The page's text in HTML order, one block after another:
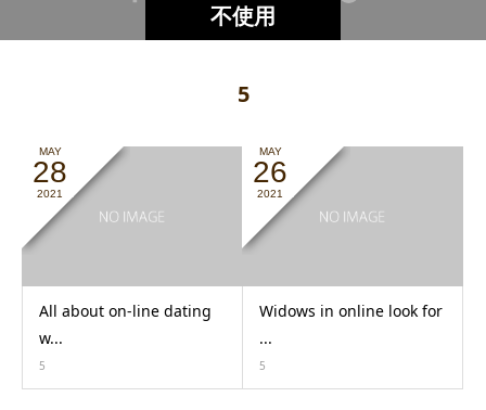
不使用
5
MAY
28
2021
All about on-line dating
w...
5
MAY
26
2021
Widows in online look for
...
5